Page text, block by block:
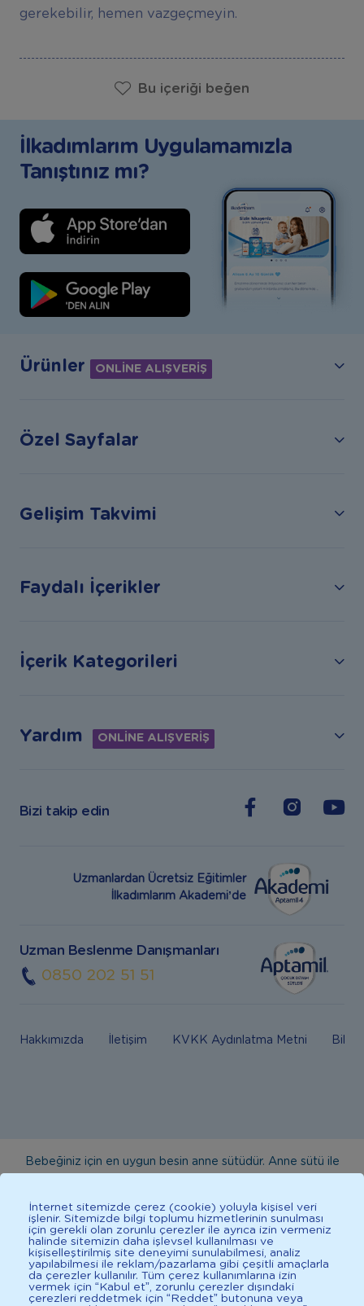
gerekebilir, hemen vazgeçmeyin.
Bu içeriği beğen
İlkadımlarım Uygulamamızla
Tanıştınız mı?
Ürünler ONLİNE ALIŞVERİŞ
Özel Sayfalar
Gelişim Takvimi
Faydalı İçerikler
İçerik Kategorileri
Yardım ONLİNE ALIŞVERİŞ
Bizi takip edin
Uzmanlardan Ücretsiz Eğitimler
İlkadımlarım Akademi’de
Uzman Beslenme Danışmanları
0850 202 51 51
Hakkımızda İletişim KVKK Aydınlatma Metni Bilgi
Bebeğiniz için en uygun besin anne sütüdür. Anne sütü ile
danışınız. Bu sitede yayınlanan bilgiler hekim tavsiyesi
yerine geçmez. En doğru bilgi için doktorunuza danışınız.
Sağlıklı yaşam için dengeli, çeşitli beslenilmelidir. *D vitamini
çocuklarda bağışıklık sisteminin normal işlevine katkıda
bulunur.
İnternet sitemizde çerez (cookie) yoluyla kişisel veri
işlenir. Sitemizde bilgi toplumu hizmetlerinin sunulması
için gerekli olan zorunlu çerezler ile ayrıca izin vermeniz
halinde sitemizin daha işlevsel kullanılması ve
kişiselleştirilmiş site deneyimi sunulabilmesi, analiz
yapılabilmesi ile reklam/pazarlama gibi çeşitli amaçlarla
da çerezler kullanılır. Tüm çerez kullanımlarına izin
vermek için “Kabul et”, zorunlu çerezler dışındaki
çerezleri reddetmek için “Reddet” butonuna veya